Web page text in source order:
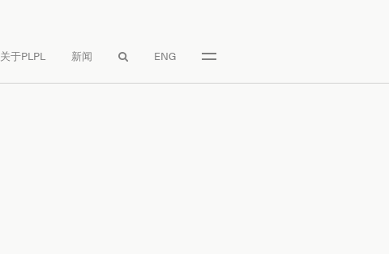
关于PLPL 新闻  ENG